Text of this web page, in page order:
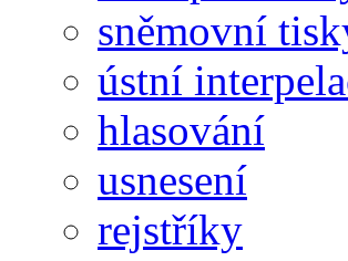
sněmovní
ústní
hlasování
usnesení
rejstříky